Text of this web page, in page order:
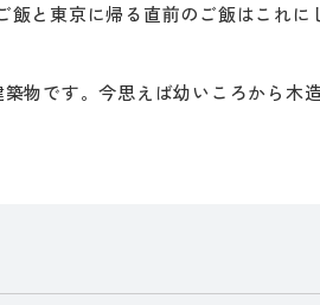
と東京に帰る直前のご飯はこれに
物です。今思えば幼いころから木